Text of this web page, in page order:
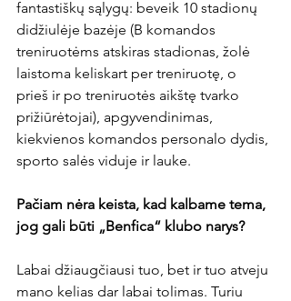
fantastiškų sąlygų: beveik 10 stadionų
didžiulėje bazėje (B komandos
treniruotėms atskiras stadionas, žolė
laistoma keliskart per treniruotę, o
prieš ir po treniruotės aikštę tvarko
prižiūrėtojai), apgyvendinimas,
kiekvienos komandos personalo dydis,
sporto salės viduje ir lauke.
Pačiam nėra keista, kad kalbame tema,
jog gali būti „Benfica“ klubo narys?
Labai džiaugčiausi tuo, bet ir tuo atveju
mano kelias dar labai tolimas. Turiu